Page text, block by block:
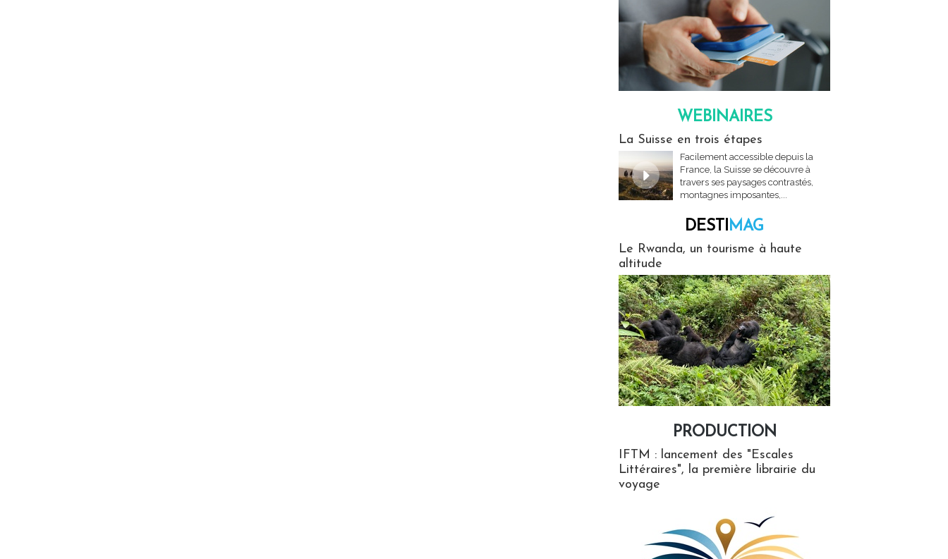
WEBINAIRES
La Suisse en trois étapes
Facilement accessible depuis la
France, la Suisse se découvre à
travers ses paysages contrastés,
montagnes imposantes,...
DESTIMAG
Le Rwanda, un tourisme à haute
altitude
PRODUCTION
IFTM : lancement des "Escales
Littéraires", la première librairie du
voyage